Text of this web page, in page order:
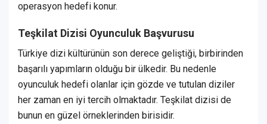
operasyon hedefi konur.
Teşkilat Dizisi Oyunculuk Başvurusu
Türkiye dizi kültürünün son derece geliştiği, birbirinden
başarılı yapımların olduğu bir ülkedir. Bu nedenle
oyunculuk hedefi olanlar için gözde ve tutulan diziler
her zaman en iyi tercih olmaktadır. Teşkilat dizisi de
bunun en güzel örneklerinden birisidir.